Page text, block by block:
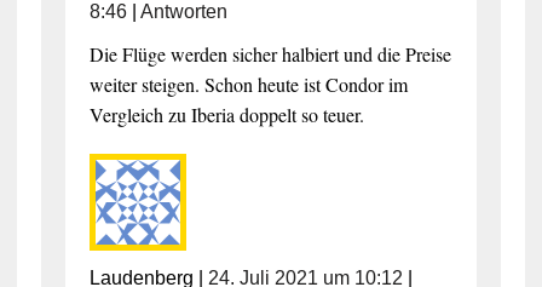
8:46| Antworten
Die Flüge werden sicher halbiert und die Preise
weiter steigen. Schon heute ist Condor im
Vergleich zu Iberia doppelt so teuer.
Laudenberg 24. Juli 2021 um 10:12